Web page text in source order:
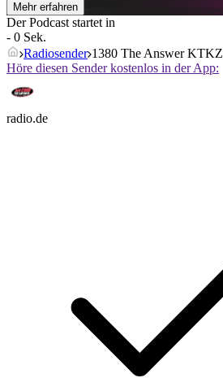
Mehr erfahren
Der Podcast startet in
- 0 Sek.
Radiosender 1380 The Answer KTKZ
Höre diesen Sender kostenlos in der App:
radio.de